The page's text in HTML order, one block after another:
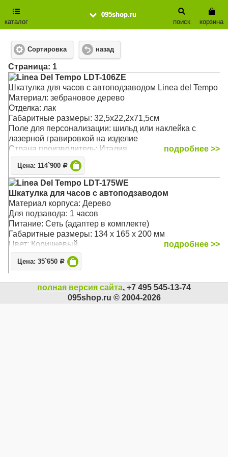
095shop.ru
каталог
корзина
поиск
Сортировка назад
Cтраница: 1
Linea Del Tempo LDT-106ZE
Шкатулка для часов с автоподзаводом Linea del Tempo
Материал: зебрановое дерево
Отделка: лак
Габаритные размеры: 32,5х22,2х71,5см
Поле для персонализации: шильд или наклейка с
лазерной гравировкой на изделие
Страна производитель: Италия
подробнее >>
Цена: 114`900 Р
Linea Del Tempo LDT-175WE
Шкатулка для часов с автоподзаводом
Материал корпуса: Дерево
Для подзавода: 1 часов
Питание: Сеть (адаптер в комплекте)
Габаритные размеры: 134 x 165 x 200 мм
Цвет: Коричневый
подробнее >>
Цена: 35`650 Р
полная версия сайта, +7 495 545-13-74
095shop.ru © 2004-2026